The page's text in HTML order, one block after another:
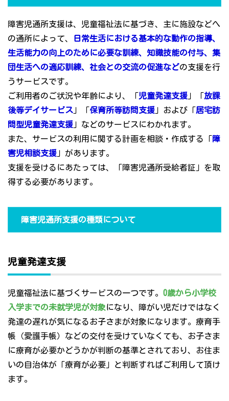
障害児通所支援は、児童福祉法に基づき、主に施設などへ
の通所によって、
日常生活における基本的な動作の指導、
生活能力の向上のために必要な訓練、知識技能の付与、集
団生活への適応訓練、社会との交流の促進などの支援を行
うサービスです。
ご利用者のご状況や年齢により、「児童発達支援 」「放課
後等デイサービス 」「保育所等訪問支援 」および「居宅訪
問型児童発達支援 」などのサービスにわかれます。
また、サービスの利用に関する計画を相談・作成する「障
害児相談支援 」があります。
支援を受けるにあたっては、「障害児通所受給者証」を取
得する必要があります。
障害児通所支援の種類について
児童発達支援
児童福祉法に基づくサービスの一つです。 0歳から小学校
入学までの未就学児が対象になり、障がい児だけではなく
発達の遅れが気になるお子さまが対象になります。療育手
帳（愛護手帳）などの交付を受けていなくても、お子さま
に療育が必要かどうかが判断の基準とされており、お住ま
いの自治体が「療育が必要」と判断すればご利用して頂け
ます。